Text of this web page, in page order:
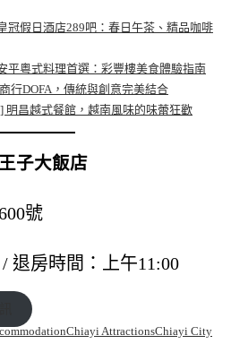
冠假日酒店289吧：春日午茶、精品咖啡
平粵式料理首選：彩豐樓美食體驗指南
行DOFA，傳統與創意完美結合
明昌越式餐館，越南風味的味蕾狂歡
子大飯店
號
退房時間：上午11:00
Chiayi AttractionsChiayi City